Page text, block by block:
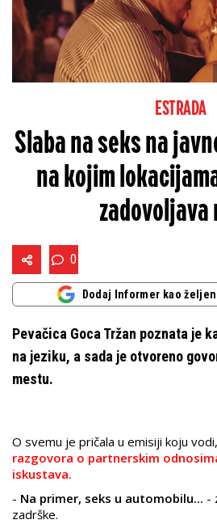
ESTRADA
Slaba na seks na
na kojim
zadovoljava
0
Dodaj Informer kao
Pevačica Goca Tržan poznata je
na jeziku, a sada je otvoreno
mestu.
O svemu je pričala u emisiji koju
razgovora o partnerskim
iskustava.
- Na primer, seks u automobilu... -
zadrške.